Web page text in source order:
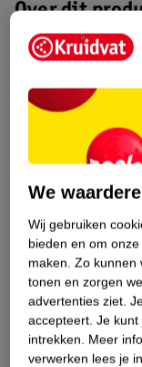
Over dit
Etiketinformatie
Nature Impact
Bestel &
We
Wij gebruiken
bieden en om
maken. Zo kunnen
tonen en zorgen
advertenties ziet.
accepteert. Je kunt
intrekken. Meer
verwerken lees je